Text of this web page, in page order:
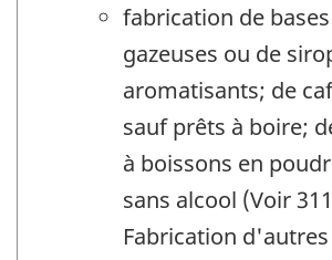
fabrication de
gazeuses ou de
aromatisants; de
sauf prêts à boire;
à boissons en
sans alcool (Voir
Fabrication